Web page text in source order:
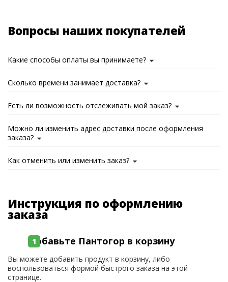
Вопросы наших покупателей
Какие способы оплаты вы принимаете?
Сколько времени занимает доставка?
Есть ли возможность отслеживать мой заказ?
Можно ли изменить адрес доставки после оформления
заказа?
Как отменить или изменить заказ?
Инструкция по оформлению
заказа
Добавьте Пантогор в корзину
Вы можете добавить продукт в корзину, либо
воспользоваться формой быстрого заказа на этой
странице.